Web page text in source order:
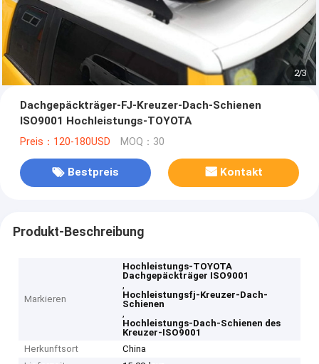
2/3
Dachgepäckträger-FJ-Kreuzer-Dach-Schienen
ISO9001 Hochleistungs-TOYOTA
Preis：120-180USD MOQ：30
Bestpreis Kontakt
Produkt-Beschreibung
Markieren
Hochleistungs-TOYOTA
Dachgepäckträger ISO9001
,
Hochleistungsfj-Kreuzer-Dach-
Schienen
,
Hochleistungs-Dach-Schienen des
Kreuzer-ISO9001
Herkunftsort
China